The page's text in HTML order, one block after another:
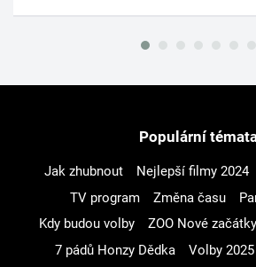
Populární
Jak zhubnout Nejlepší filmy 2024
TV program
Změna času
Kdy budou volby
ZOO Nové začátky
7 pádů Honzy Dědka
Volby 2025